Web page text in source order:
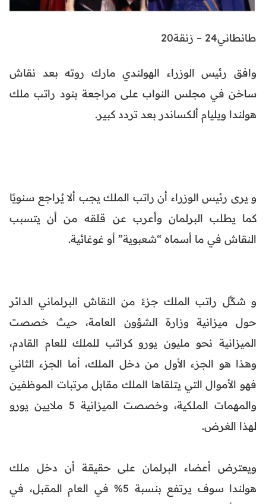
طانطاني24 – زنقة20
وافق رئيس الوزراء الهولندي مارك روته بعد نقاش
ساخن في مجلس النواب على مراجعة بنود راتب ملك
هولندا ويليام ألكساندر بعد تردد كبير.
و يرى رئيس الوزراء أن راتب الملك يجب ألا يُراجع سنويًا
كما يطلب البرلمان وأعرب عن قلقه من أن يتسبب
النقاش في ما أسماه “شعبوية” أو غوغائية.
و شكَّل راتب الملك جزءً من النقاش البرلماني الدائر
حول ميزانية وزارة الشؤون العامة، حيث خصصت
الميزانية نحو مليون يورو كراتب للملك للعام القادم،
وهذا هو الجزء الأول من دخل الملك، أما الجزء الثاني
فهو الأموال التي يتلقاها الملك مقابل مرتبات الموظفين
والمهمات الملكية، وخصصت الميزانية 5 ملايين يورو
لهذا الغرض.
ويعترض أعضاء البرلمان على حقيقة أن دخل ملك
هولندا سوف يرتفع بنسبة 5% في العام المقبل، في